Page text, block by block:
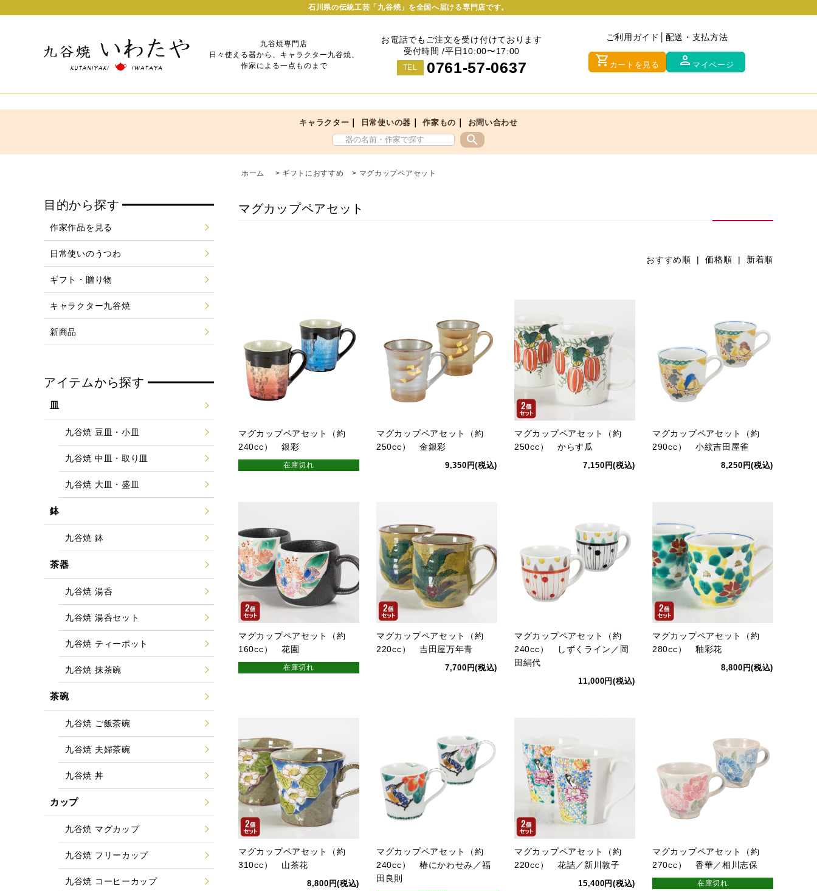
石川県の伝統工芸「九谷焼」を全国へ届ける専門店です。
九谷焼専門店
日々使える器から、キャラクター九谷焼、
作家による一点ものまで
お電話でもご注文を受け付けております
受付時間 /平日10:00〜17:00
TEL 0761-57-0637
ご利用ガイド 配送・支払方法
shopping_cart カートを見る person マイページ
キャラクター 日常使いの器 ｜作家もの お問い合わせ
search
ホーム > ギフトにおすすめ > マグカップペアセット
マグカップペアセット
おすすめ順 |価格順 | 新着順
マグカップペアセット（約
240cc） 銀彩
在庫切れ
マグカップペアセット（約
250cc） 金銀彩
9,350円(税込)
マグカップペアセット（約
250cc） からす瓜
7,150円(税込)
マグカップペアセット（約
290cc） 小紋吉田屋雀
8,250円(税込)
マグカップペアセット（約
160cc） 花園
在庫切れ
マグカップペアセット（約
220cc） 吉田屋万年青
7,700円(税込)
マグカップペアセット（約
240cc） しずくライン／岡
田絹代
11,000円(税込)
マグカップペアセット（約
280cc） 釉彩花
8,800円(税込)
マグカップペアセット（約
310cc） 山茶花
8,800円(税込)
マグカップペアセット（約
240cc） 椿にかわせみ／福
田良則
マグカップペアセット（約
220cc） 花詰／新川敦子
15,400円(税込)
マグカップペアセット（約
270cc） 香華／相川志保
在庫切れ
目的から探す
作家作品を見る
日常使いのうつわ
ギフト・贈り物
キャラクター九谷焼
新商品
アイテムから探す
皿
九谷焼 豆皿・小皿
九谷焼 中皿・取り皿
九谷焼 大皿・盛皿
鉢
九谷焼 鉢
茶器
九谷焼 湯呑
九谷焼 湯呑セット
九谷焼 ティーポット
九谷焼 抹茶碗
茶碗
九谷焼 ご飯茶碗
九谷焼 夫婦茶碗
九谷焼 丼
カップ
九谷焼 マグカップ
九谷焼 フリーカップ
九谷焼 コーヒーカップ